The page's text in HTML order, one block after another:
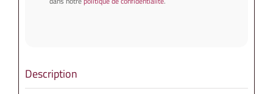
Description